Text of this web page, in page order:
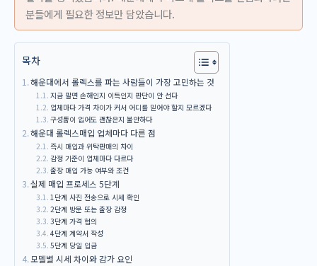
분들에게 필요한 정보만 담았습니다.
목차
해운대에서 롤렉스를 파는 사람들이 가장 고민하는 것
지금 팔면 손해인지 이득인지 판단이 안 선다
업체마다 가격 차이가 커서 어디를 믿어야 할지 모르겠다
구성품이 없어도 괜찮은지 불안하다
해운대 롤렉스매입 업체마다 다른 점
즉시 매입과 위탁판매의 차이
감정 기준이 업체마다 다르다
출장 매입 가능 여부와 조건
실제 매입 프로세스 5단계
1단계 사진 전송으로 시세 확인
2단계 방문 또는 출장 감정
3단계 가격 협의
4단계 계약서 작성
5단계 당일 입금
모델별 시세 차이와 감가 요인